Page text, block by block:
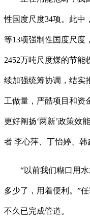
性国度尺度34项。此中
等13项强制性国度尺度
2452万吨尺度煤的节
续加强统筹协调，结实
工做量，严酷项目和资
更好阐扬‘两新’政策效
者 李心萍、丁怡婷、韩
“以前我们糊口用水
多少了，用着便利。”
不久已完成管道。